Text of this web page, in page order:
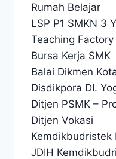
Rumah Belajar
LSP P1 SMKN 3
Teaching
Bursa Kerja SMK
Balai Dikmen
Disdikpora DI.
Ditjen PSMK –
Ditjen Vokasi
Kemdikbudristek
JDIH